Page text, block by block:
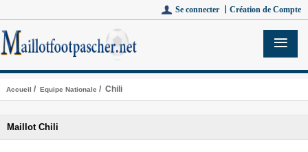
Se connecter 丨 Création de Compte
Accueil / Equipe Nationale / Chili
Maillot Chili